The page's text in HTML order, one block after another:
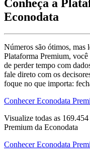
Conheça a
Econodata
Números são ótimos, mas
Plataforma Premium, você
de perder tempo com
fale direto com os
foque no que importa:
Conhecer Econodata
Visualize todas as 169.454
Premium da Econodata
Conhecer Econodata